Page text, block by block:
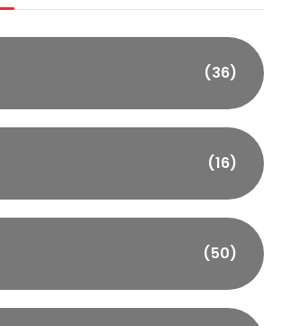
(36)
(16)
(50)